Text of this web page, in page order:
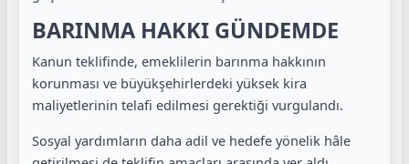
BARINMA HAKKI GÜNDEMDE
Kanun teklifinde, emeklilerin barınma hakkının
korunması ve büyükşehirlerdeki yüksek kira
maliyetlerinin telafi edilmesi gerektiği vurgulandı.
Sosyal yardımların daha adil ve hedefe yönelik hâle